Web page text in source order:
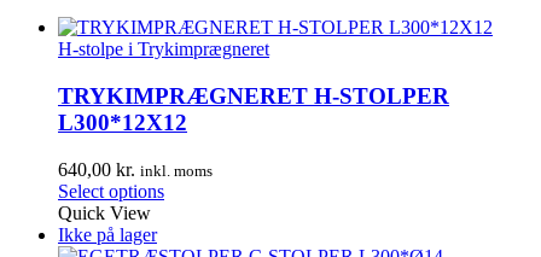
H-stolpe i Trykimprægneret
TRYKIMPRÆGNERET H-STOLPER
L300*12X12
640,00 kr. inkl. moms
Select options
Quick View
Ikke på lager